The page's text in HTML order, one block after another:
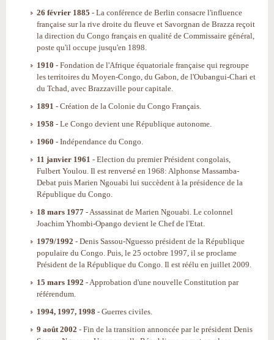
26 février 1885 - La conférence de Berlin consacre l'influence
française sur la rive droite du fleuve et Savorgnan de Brazza reçoit
la direction du Congo français en qualité de Commissaire général,
poste qu'il occupe jusqu'en 1898.
1910 - Fondation de l'Afrique équatoriale française qui regroupe
les territoires du Moyen-Congo, du Gabon, de l'Oubangui-Chari et
du Tchad, avec Brazzaville pour capitale.
1891 - Création de la Colonie du Congo Français.
1958 - Le Congo devient une République autonome.
1960 - Indépendance du Congo.
11 janvier 1961 - Election du premier Président congolais,
Fulbert Youlou. Il est renversé en 1968: Alphonse Massamba-
Debat puis Marien Ngouabi lui succèdent à la présidence de la
République du Congo.
18 mars 1977 - Assassinat de Marien Ngouabi. Le colonnel
Joachim Yhombi-Opango devient le Chef de l'Etat.
1979/1992 - Denis Sassou-Nguesso président de la République
populaire du Congo. Puis, le 25 octobre 1997, il se proclame
Président de la République du Congo. Il est réélu en juillet 2009.
15 mars 1992 - Approbation d'une nouvelle Constitution par
référendum.
1994, 1997, 1998 - Guerres civiles.
9 août 2002 - Fin de la transition annoncée par le président Denis